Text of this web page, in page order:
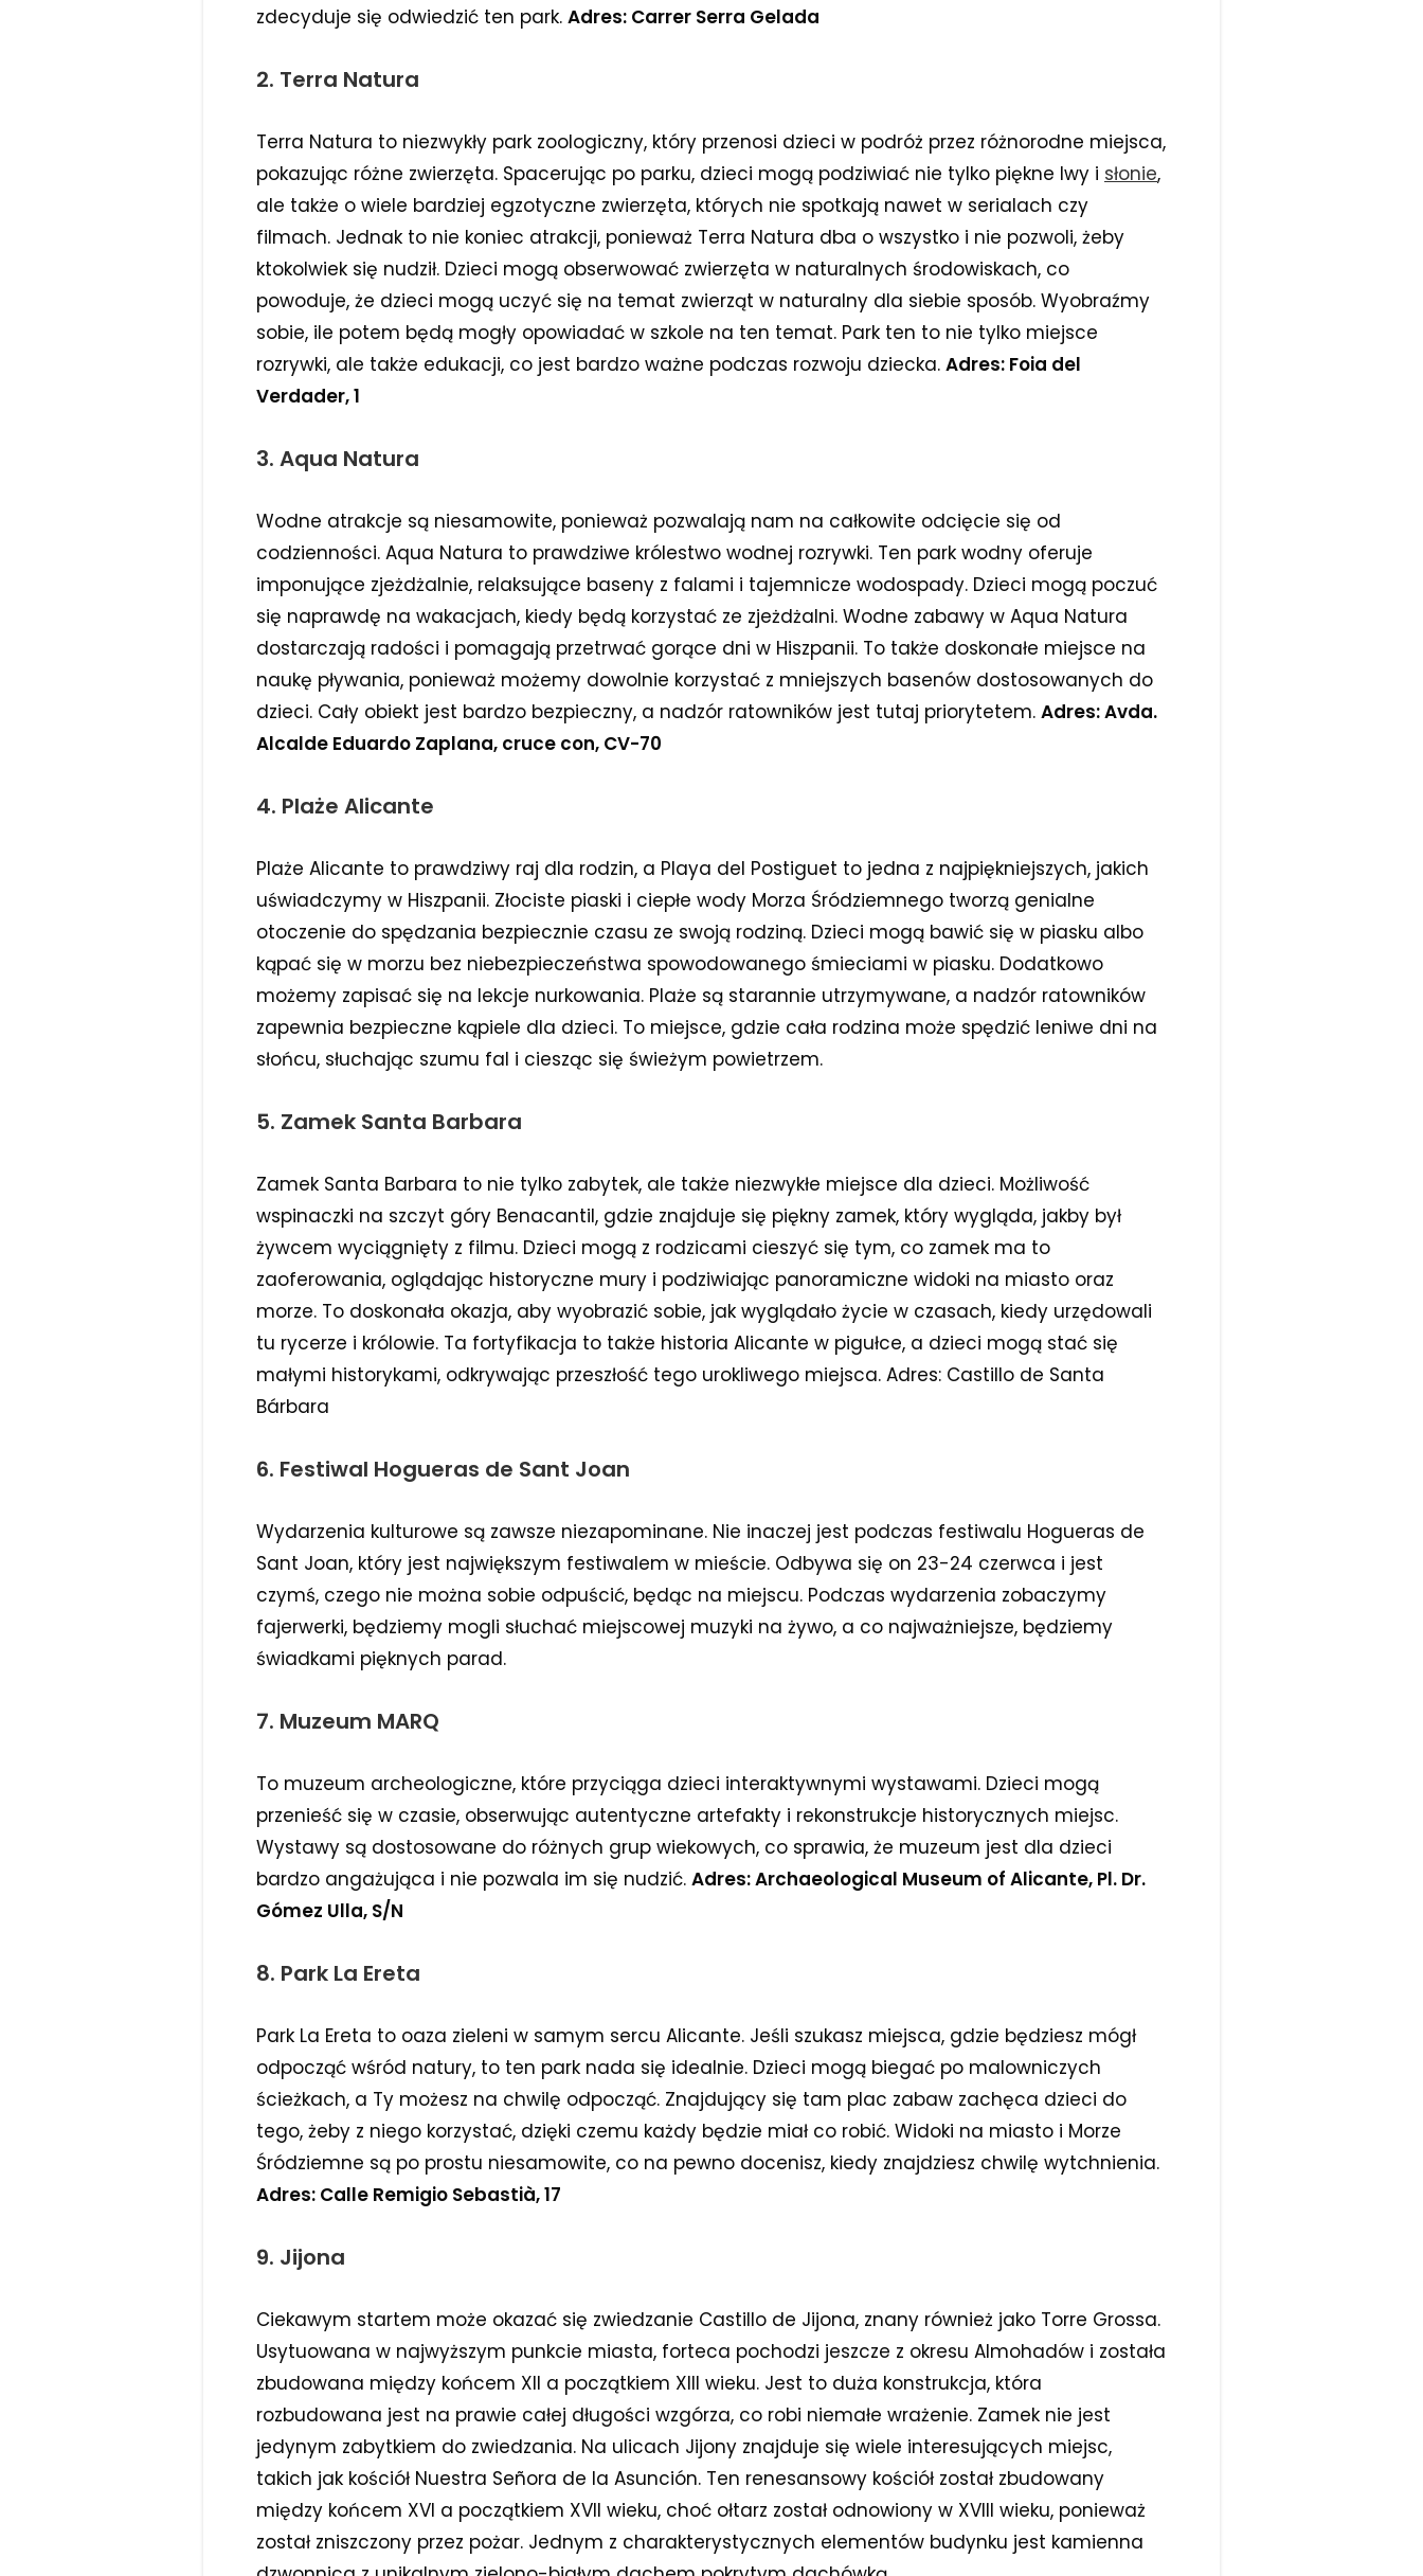
zdecyduje się odwiedzić ten park. Adres: Carrer Serra Gelada
2. Terra Natura
Terra Natura to niezwykły park zoologiczny, który przenosi dzieci w podróż przez różnorodne miejsca,
pokazując różne zwierzęta. Spacerując po parku, dzieci mogą podziwiać nie tylko piękne lwy i słonie,
ale także o wiele bardziej egzotyczne zwierzęta, których nie spotkają nawet w serialach czy
filmach. Jednak to nie koniec atrakcji, ponieważ Terra Natura dba o wszystko i nie pozwoli, żeby
ktokolwiek się nudził. Dzieci mogą obserwować zwierzęta w naturalnych środowiskach, co
powoduje, że dzieci mogą uczyć się na temat zwierząt w naturalny dla siebie sposób. Wyobraźmy
sobie, ile potem będą mogły opowiadać w szkole na ten temat. Park ten to nie tylko miejsce
rozrywki, ale także edukacji, co jest bardzo ważne podczas rozwoju dziecka. Adres: Foia del
Verdader, 1
3. Aqua Natura
Wodne atrakcje są niesamowite, ponieważ pozwalają nam na całkowite odcięcie się od
codzienności. Aqua Natura to prawdziwe królestwo wodnej rozrywki. Ten park wodny oferuje
imponujące zjeżdżalnie, relaksujące baseny z falami i tajemnicze wodospady. Dzieci mogą poczuć
się naprawdę na wakacjach, kiedy będą korzystać ze zjeżdżalni. Wodne zabawy w Aqua Natura
dostarczają radości i pomagają przetrwać gorące dni w Hiszpanii. To także doskonałe miejsce na
naukę pływania, ponieważ możemy dowolnie korzystać z mniejszych basenów dostosowanych do
dzieci. Cały obiekt jest bardzo bezpieczny, a nadzór ratowników jest tutaj priorytetem. Adres: Avda.
Alcalde Eduardo Zaplana, cruce con, CV-70
4. Plaże Alicante
Plaże Alicante to prawdziwy raj dla rodzin, a Playa del Postiguet to jedna z najpiękniejszych, jakich
uświadczymy w Hiszpanii. Złociste piaski i ciepłe wody Morza Śródziemnego tworzą genialne
otoczenie do spędzania bezpiecznie czasu ze swoją rodziną. Dzieci mogą bawić się w piasku albo
kąpać się w morzu bez niebezpieczeństwa spowodowanego śmieciami w piasku. Dodatkowo
możemy zapisać się na lekcje nurkowania. Plaże są starannie utrzymywane, a nadzór ratowników
zapewnia bezpieczne kąpiele dla dzieci. To miejsce, gdzie cała rodzina może spędzić leniwe dni na
słońcu, słuchając szumu fal i ciesząc się świeżym powietrzem.
5. Zamek Santa Barbara
Zamek Santa Barbara to nie tylko zabytek, ale także niezwykłe miejsce dla dzieci. Możliwość
wspinaczki na szczyt góry Benacantil, gdzie znajduje się piękny zamek, który wygląda, jakby był
żywcem wyciągnięty z filmu. Dzieci mogą z rodzicami cieszyć się tym, co zamek ma to
zaoferowania, oglądając historyczne mury i podziwiając panoramiczne widoki na miasto oraz
morze. To doskonała okazja, aby wyobrazić sobie, jak wyglądało życie w czasach, kiedy urzędowali
tu rycerze i królowie. Ta fortyfikacja to także historia Alicante w pigułce, a dzieci mogą stać się
małymi historykami, odkrywając przeszłość tego urokliwego miejsca. Adres: Castillo de Santa
Bárbara
6. Festiwal Hogueras de Sant Joan
Wydarzenia kulturowe są zawsze niezapominane. Nie inaczej jest podczas festiwalu Hogueras de
Sant Joan, który jest największym festiwalem w mieście. Odbywa się on 23-24 czerwca i jest
czymś, czego nie można sobie odpuścić, będąc na miejscu. Podczas wydarzenia zobaczymy
fajerwerki, będziemy mogli słuchać miejscowej muzyki na żywo, a co najważniejsze, będziemy
świadkami pięknych parad.
7. Muzeum MARQ
To muzeum archeologiczne, które przyciąga dzieci interaktywnymi wystawami. Dzieci mogą
przenieść się w czasie, obserwując autentyczne artefakty i rekonstrukcje historycznych miejsc.
Wystawy są dostosowane do różnych grup wiekowych, co sprawia, że muzeum jest dla dzieci
bardzo angażująca i nie pozwala im się nudzić. Adres:Archaeological Museum of Alicante, Pl. Dr.
Gómez Ulla, S/N
8. Park La Ereta
Park La Ereta to oaza zieleni w samym sercu Alicante. Jeśli szukasz miejsca, gdzie będziesz mógł
odpocząć wśród natury, to ten park nada się idealnie. Dzieci mogą biegać po malowniczych
ścieżkach, a Ty możesz na chwilę odpocząć. Znajdujący się tam plac zabaw zachęca dzieci do
tego, żeby z niego korzystać, dzięki czemu każdy będzie miał co robić. Widoki na miasto i Morze
Śródziemne są po prostu niesamowite, co na pewno docenisz, kiedy znajdziesz chwilę wytchnienia.
Adres: Calle Remigio Sebastià, 17
9. Jijona
Ciekawym startem może okazać się zwiedzanie Castillo de Jijona, znany również jako Torre Grossa.
Usytuowana w najwyższym punkcie miasta, forteca pochodzi jeszcze z okresu Almohadów i została
zbudowana między końcem XII a początkiem XIII wieku. Jest to duża konstrukcja, która
rozbudowana jest na prawie całej długości wzgórza, co robi niemałe wrażenie. Zamek nie jest
jedynym zabytkiem do zwiedzania. Na ulicach Jijony znajduje się wiele interesujących miejsc,
takich jak kościół Nuestra Señora de la Asunción. Ten renesansowy kościół został zbudowany
między końcem XVI a początkiem XVII wieku, choć ołtarz został odnowiony w XVIII wieku, ponieważ
został zniszczony przez pożar. Jednym z charakterystycznych elementów budynku jest kamienna